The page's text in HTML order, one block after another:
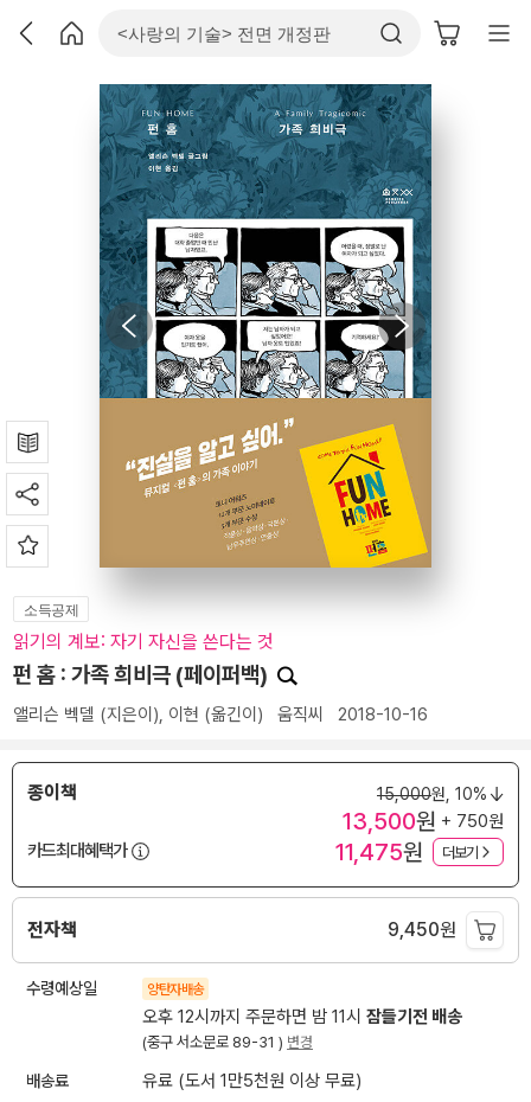
소득공제
읽기의 계보: 자기 자신을 쓴다는 것
펀 홈 : 가족 희비극 (페이퍼백)
앨리슨 벡델 (지은이), 이현 (옮긴이) 움직씨 2018-10-16
종이책 15,000원, 10%
13,500원 + 750원
카드최대혜택가
11,475원 더보기
전자책 9,450원
수령예상일 양탄자배송
오후 12시까지 주문하면 밤 11시 잠들기전 배송
(중구 서소문로 89-31 ) 변경
배송료 유료 (도서 1만5천원 이상 무료)